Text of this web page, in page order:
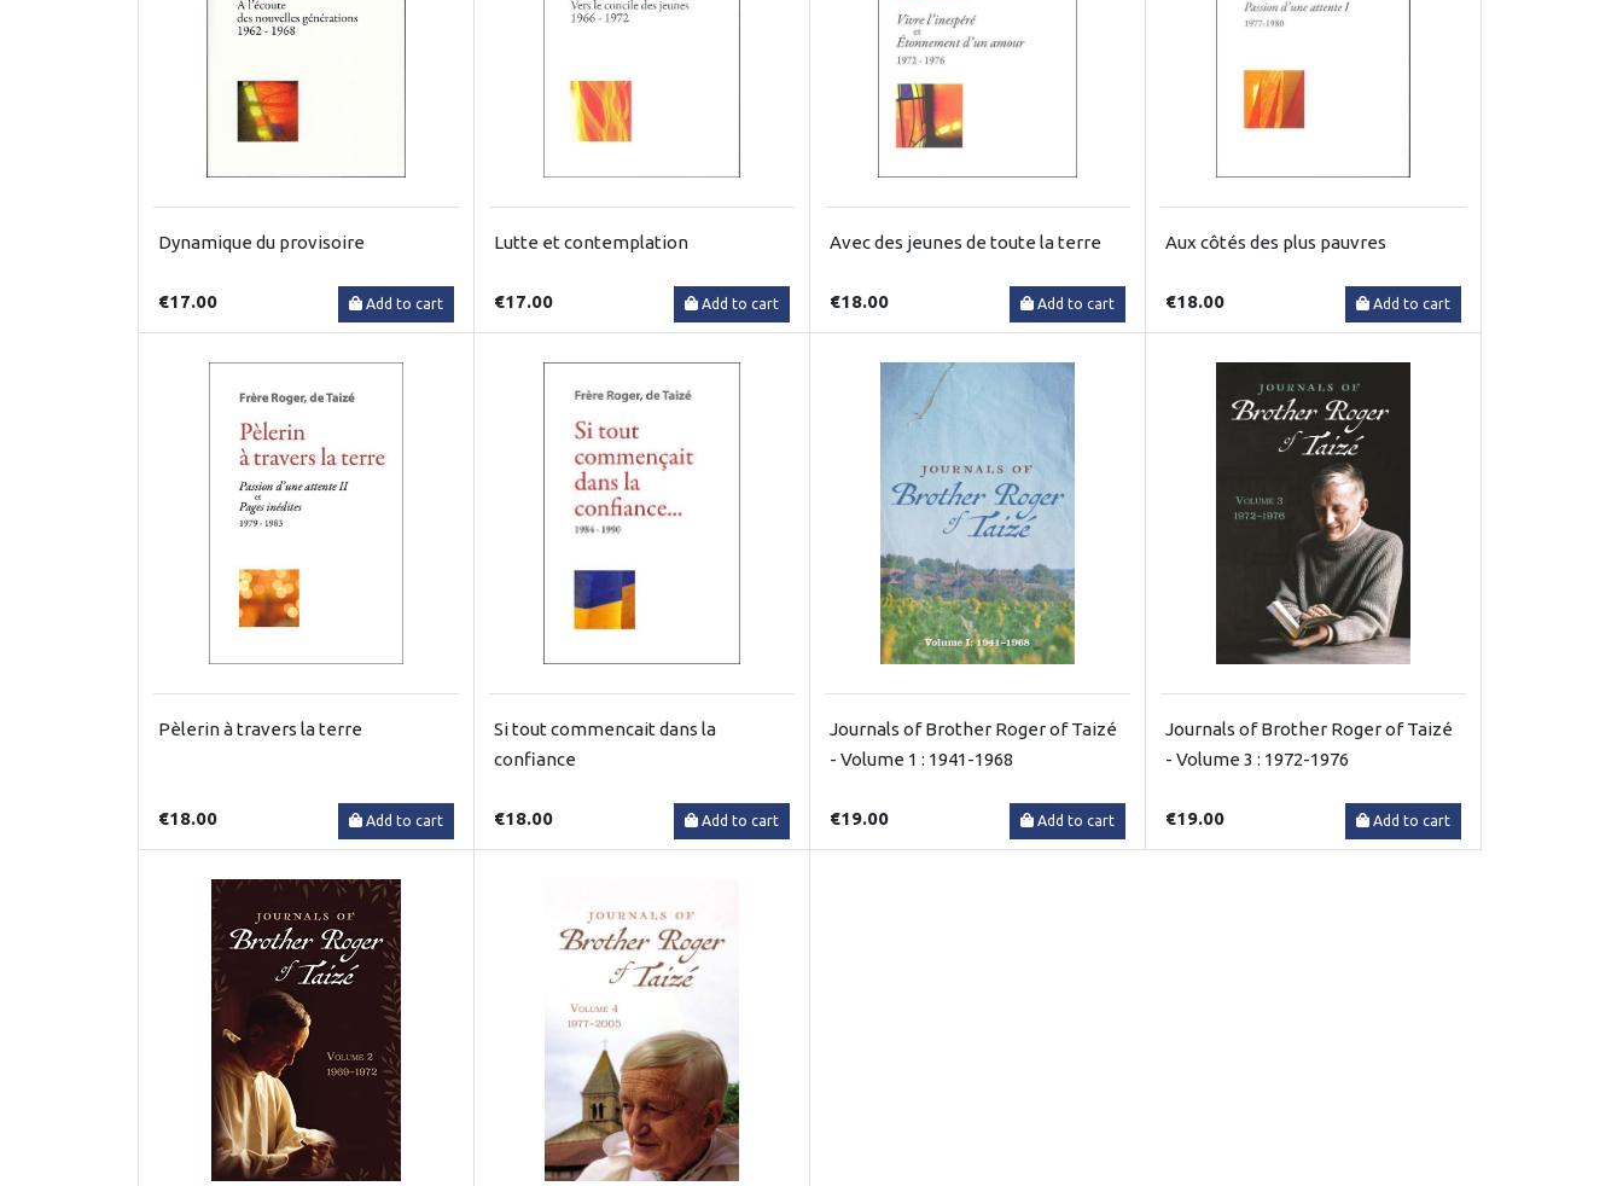
Dynamique du provisoire
€17.00 Add to cart
Lutte et contemplation
€17.00 Add to cart
Avec des jeunes de toute la terre
€18.00 Add to cart
Aux côtés des plus pauvres
€18.00 Add to cart
Pèlerin à travers la terre
€18.00 Add to cart
Si tout commencait dans la
confiance
€18.00 Add to cart
Journals of Brother Roger of Taizé
- Volume 1 : 1941-1968
€19.00 Add to cart
Journals of Brother Roger of Taizé
- Volume 3 : 1972-1976
€19.00 Add to cart